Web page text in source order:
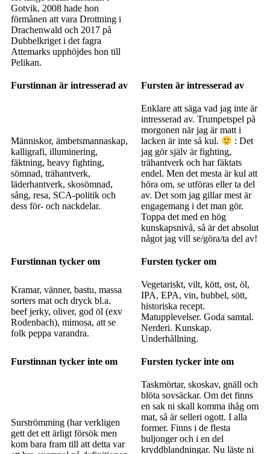
Gotvik. 2008 hade hon
förmånen att vara Drottning i
Drachenwald och 2017 på
Dubbelkriget i det fagra
Attemarks upphöjdes hon till
Pelikan.
Furstinnan är intresserad av Fursten är intresserad av
Människor, ämbetsmannaskap,
kalligrafi, illuminering,
fäktning, heavy fighting,
sömnad, trähantverk,
läderhantverk, skosömnad,
sång, resa, SCA-politik och
dess för- och nackdelar.
Enklare att säga vad jag inte är
intresserad av. Trumpetspel på
morgonen när jag är matt i
lacken är inte så kul.
: Det
jag gör själv är fighting,
trähantverk och har fäktats
endel. Men det mesta är kul att
höra om, se utföras eller ta del
av. Det som jag gillar mest är
engagemang i det man gör.
Toppa det med en hög
kunskapsnivå, så är det absolut
något jag vill se/göra/ta del av!
Furstinnan tycker om Fursten tycker om
Kramar, vänner, bastu, massa
sorters mat och dryck bl.a.
beef jerky, oliver, god öl (exv
Rodenbach), mimosa, att se
folk peppa varandra.
Vegetariskt, vilt, kött, ost, öl,
IPA, EPA, vin, bubbel, sött,
historiska recept.
Matupplevelser. Goda samtal.
Nerderi. Kunskap.
Underhållning.
Furstinnan tycker inte om Fursten tycker inte om
Surströmming (har verkligen
gett det ett ärligt försök men
kom bara fram till att detta var
Taskmörtar, skoskav, gnäll och
blöta sovsäckar. Om det finns
en sak ni skall komma ihåg om
mat, så är selleri ogott. I alla
former. Finns i de flesta
buljonger och i en del
kryddblandningar. Nu läste ni